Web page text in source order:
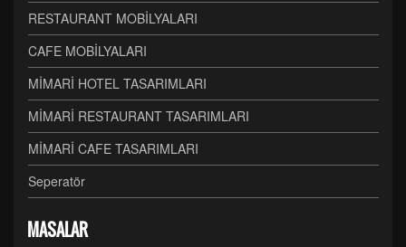
RESTAURANT MOBİLYALARI
CAFE MOBİLYALARI
MİMARİ HOTEL TASARIMLARI
MİMARİ RESTAURANT TASARIMLARI
MİMARİ CAFE TASARIMLARI
Seperatör
MASALAR